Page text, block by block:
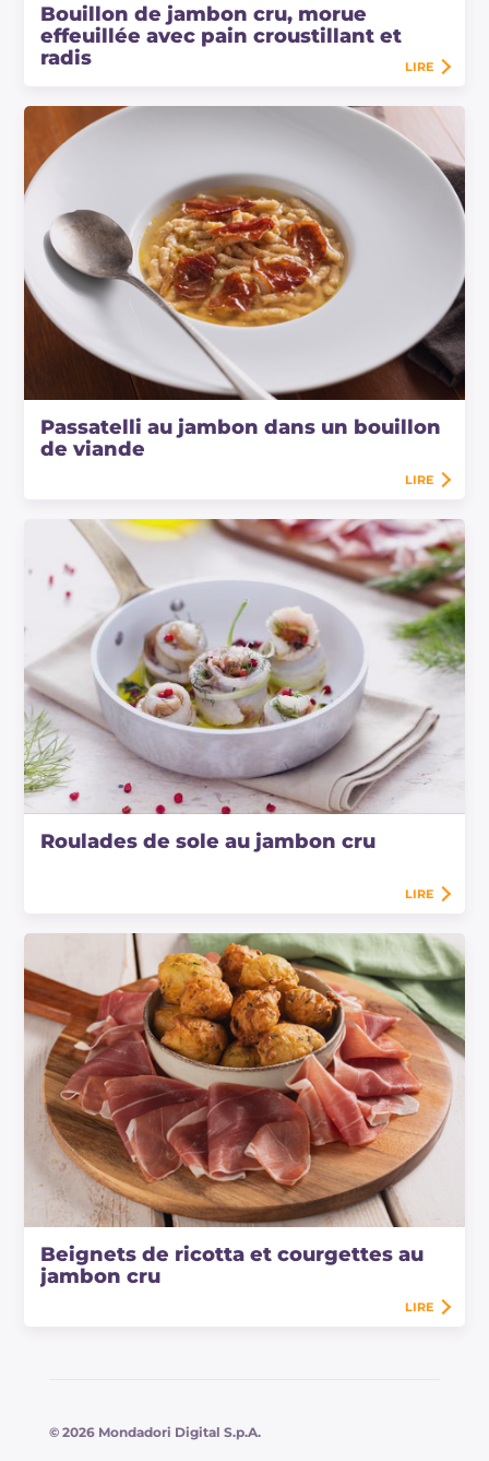
Bouillon de jambon cru, morue
effeuillée avec pain croustillant et
radis
LIRE
Passatelli au jambon dans un bouillon
de viande
LIRE
Roulades de sole au jambon cru
LIRE
Beignets de ricotta et courgettes au
jambon cru
LIRE
© 2026 Mondadori Digital S.p.A.